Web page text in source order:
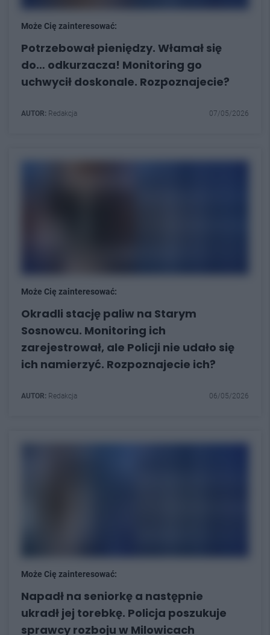
Może Cię zainteresować:
Potrzebował pieniędzy. Włamał się
do… odkurzacza! Monitoring go
uchwycił doskonale. Rozpoznajecie?
AUTOR: Redakcja 07/05/2026
Może Cię zainteresować:
Okradli stację paliw na Starym
Sosnowcu. Monitoring ich
zarejestrował, ale Policji nie udało się
ich namierzyć. Rozpoznajecie ich?
AUTOR: Redakcja 06/05/2026
Może Cię zainteresować:
Napadł na seniorkę a następnie
ukradł jej torebkę. Policja poszukuje
sprawcy rozboju w Milowicach